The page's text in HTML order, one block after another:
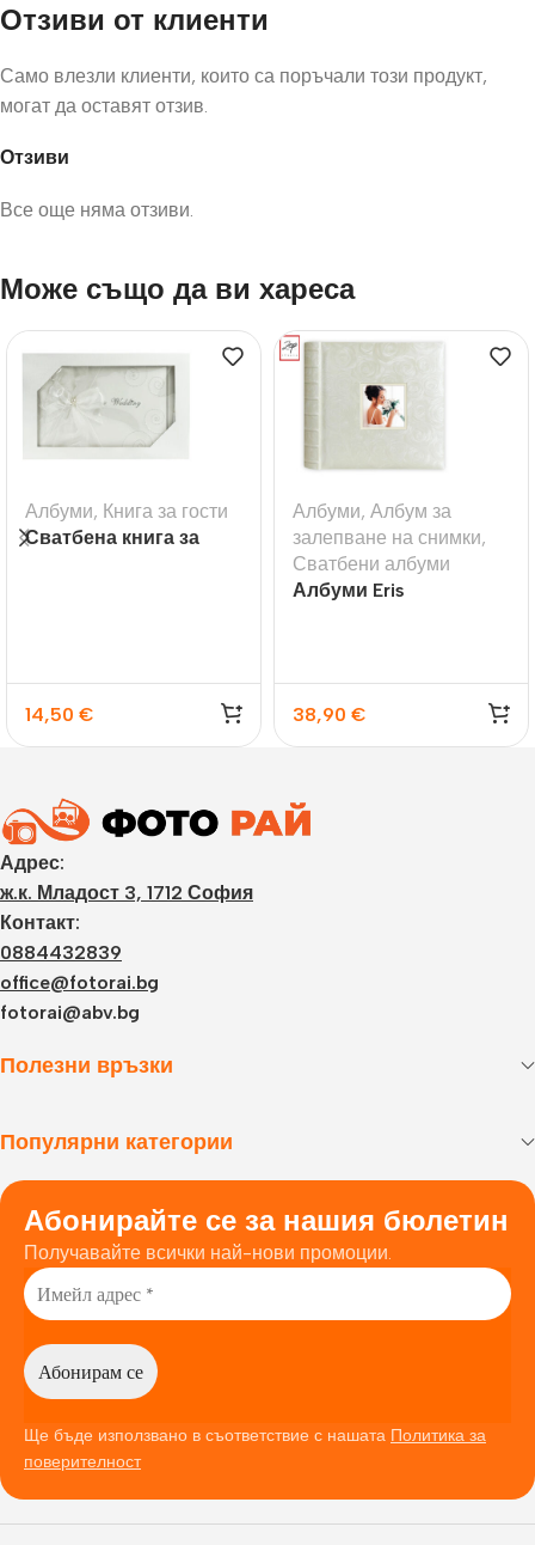
Отзиви от клиенти
Отзиви
Все още няма отзиви.
Само влезли клиенти, които са поръчали този продукт,
могат да оставят отзив.
Може също да ви хареса
Албуми, Книга за гости
Сватбена книга за
14,50 €
Албуми, Албум за
залепване на снимки,
Сватбени албуми
Албуми Eris
38,90 €
Адрес:
ж.к. Младост 3, 1712 София
Контакт:
0884432839
office@fotorai.bg
fotorai@abv.bg
Полезни връзки
Популярни категории
Абонирайте се за нашия бюлетин
Получавайте всички най-нови промоции.
Ще бъде използвано в съответствие с нашата Политика за
поверителност